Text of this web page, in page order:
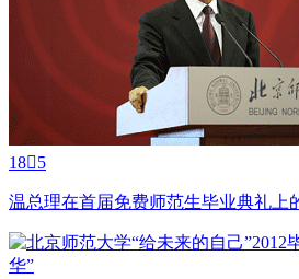
185
温总理在首届免费师范生毕业典礼上